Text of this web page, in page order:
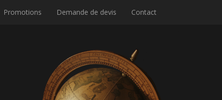
Promotions Demande de devis Contact